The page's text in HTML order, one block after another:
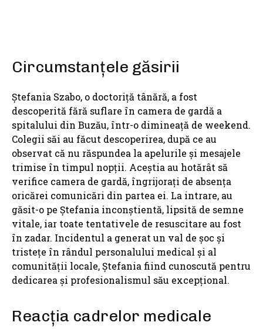
Circumstanțele găsirii
Ștefania Szabo, o doctoriță tânără, a fost
descoperită fără suflare în camera de gardă a
spitalului din Buzău, într-o dimineață de weekend.
Colegii săi au făcut descoperirea, după ce au
observat că nu răspundea la apelurile și mesajele
trimise în timpul nopții. Aceștia au hotărât să
verifice camera de gardă, îngrijorați de absența
oricărei comunicări din partea ei. La intrare, au
găsit-o pe Ștefania inconștientă, lipsită de semne
vitale, iar toate tentativele de resuscitare au fost
în zadar. Incidentul a generat un val de șoc și
tristețe în rândul personalului medical și al
comunității locale, Ștefania fiind cunoscută pentru
dedicarea și profesionalismul său excepțional.
Reacția cadrelor medicale